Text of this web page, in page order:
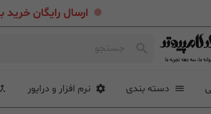
ارسال رایگان خرید بیشتر از ۴ میلیون تومان توسط پست
دسته بندی نرم افزار و درایور